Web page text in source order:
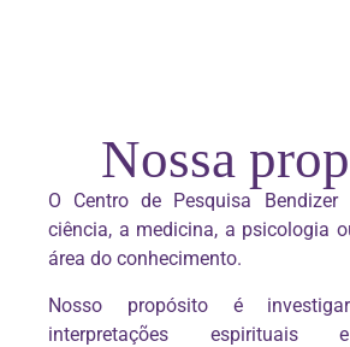
Nossa
O Centro de Pesquisa
ciência, a medicina, a psicologia
área do conhecimento.
Nosso propósito é
interpretações espirituais